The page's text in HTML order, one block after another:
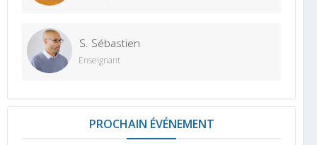
S. Sébastien
Enseignant
PROCHAIN ÉVÉNEMENT